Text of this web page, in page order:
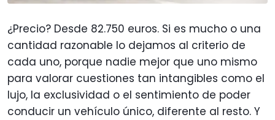
¿Precio? Desde 82.750 euros. Si es mucho o una
cantidad razonable lo dejamos al criterio de
cada uno, porque nadie mejor que uno mismo
para valorar cuestiones tan intangibles como el
lujo, la exclusividad o el sentimiento de poder
conducir un vehículo único, diferente al resto. Y